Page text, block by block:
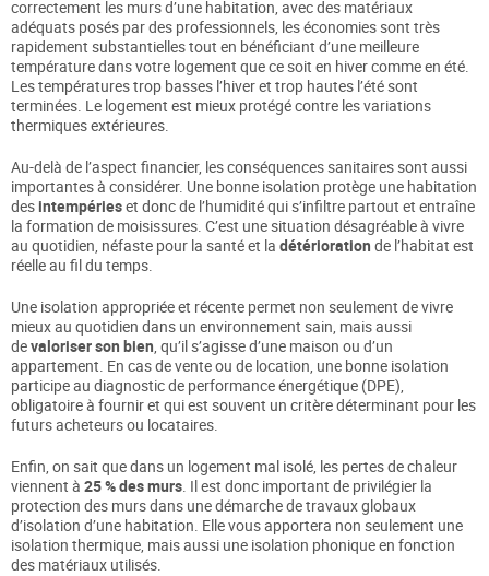
correctement les murs d’une habitation, avec des matériaux
adéquats posés par des professionnels, les économies sont très
rapidement substantielles tout en bénéficiant d’une meilleure
température dans votre logement que ce soit en hiver comme en été.
Les températures trop basses l’hiver et trop hautes l’été sont
terminées. Le logement est mieux protégé contre les variations
thermiques extérieures.
Au-delà de l’aspect financier, les conséquences sanitaires sont aussi
importantes à considérer. Une bonne isolation protège une habitation
desintempérieset donc de l’humidité qui s’infiltre partout et entraîne
la formation de moisissures. C’est une situation désagréable à vivre
au quotidien, néfaste pour la santé et la détérioration de l’habitat est
réelle au fil du temps.
Une isolation appropriée et récente permet non seulement de vivre
mieux au quotidien dans un environnement sain, mais aussi
devaloriser son bien , qu’il s’agisse d’une maison ou d’un
appartement. En cas de vente ou de location, une bonne isolation
participe au diagnostic de performance énergétique (DPE),
obligatoire à fournir et qui est souvent un critère déterminant pour les
futurs acheteurs ou locataires.
Enfin, on sait que dans un logement mal isolé, les pertes de chaleur
viennent à 25 % des murs . Il est donc important de privilégier la
protection des murs dans une démarche de travaux globaux
d’isolation d’une habitation. Elle vous apportera non seulement une
isolation thermique, mais aussi une isolation phonique en fonction
des matériaux utilisés.